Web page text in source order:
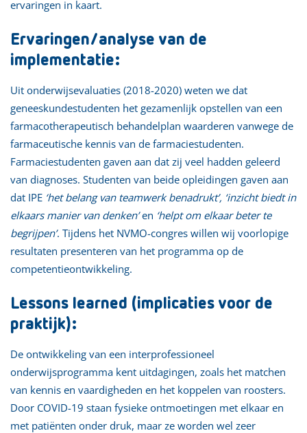
ervaringen in kaart.
Ervaringen/analyse van de
implementatie:
Uit onderwijsevaluaties (2018-2020) weten we dat
geneeskundestudenten het gezamenlijk opstellen van een
farmacotherapeutisch behandelplan waarderen vanwege de
farmaceutische kennis van de farmaciestudenten.
Farmaciestudenten gaven aan dat zij veel hadden geleerd
van diagnoses. Studenten van beide opleidingen gaven aan
dat IPE ‘het belang van teamwerk benadrukt’, ‘inzicht biedt in
elkaars manier van denken’en ‘helpt om elkaar beter te
begrijpen’. Tijdens het NVMO-congres willen wij voorlopige
resultaten presenteren van het programma op de
competentieontwikkeling.
Lessons learned (implicaties voor de
praktijk):
De ontwikkeling van een interprofessioneel
onderwijsprogramma kent uitdagingen, zoals het matchen
van kennis en vaardigheden en het koppelen van roosters.
Door COVID-19 staan fysieke ontmoetingen met elkaar en
met patiënten onder druk, maar ze worden wel zeer